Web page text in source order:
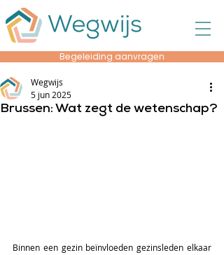
Begeleiding aanvragen
Brussen: Wat zegt de wetenschap?
Wegwijs
5 jun 2025
Binnen een gezin beïnvloeden gezinsleden elkaar